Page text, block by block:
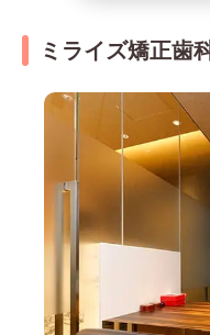
ミライズ矯正歯